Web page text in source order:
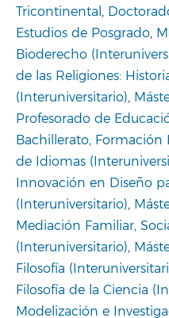
Tricontinental,
Estudios de Posgrado,
Bioderecho
de las Religiones:
(Interuniversitario),
Profesorado de
Bachillerato, Formación
de Idiomas
Innovación en Diseño
(Interuniversitario),
Mediación Familiar,
(Interuniversitario),
Filosofía
Filosofía de la Ciencia
Modelización e